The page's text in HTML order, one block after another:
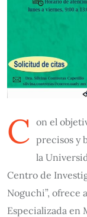
C on el
precisos y
la
Centro de
Noguchi”, ofrece
Especializada en